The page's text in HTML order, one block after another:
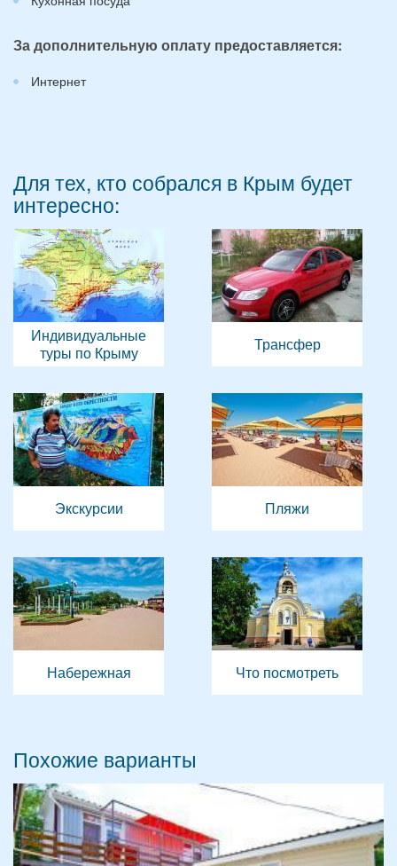
За дополнительную оплату предоставляется:
Интернет
Для тех, кто собрался в Крым будет
интересно:
Индивидуальные
туры по Крыму
Трансфер
Экскурсии Пляжи
Набережная Что посмотреть
Похожие варианты